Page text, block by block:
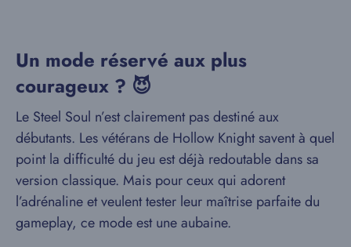
Un mode réservé aux plus
courageux ? 😈
Le Steel Soul n’est clairement pas destiné aux
débutants. Les vétérans de Hollow Knight savent à quel
point la difficulté du jeu est déjà redoutable dans sa
version classique. Mais pour ceux qui adorent
l’adrénaline et veulent tester leur maîtrise parfaite du
gameplay, ce mode est une aubaine.